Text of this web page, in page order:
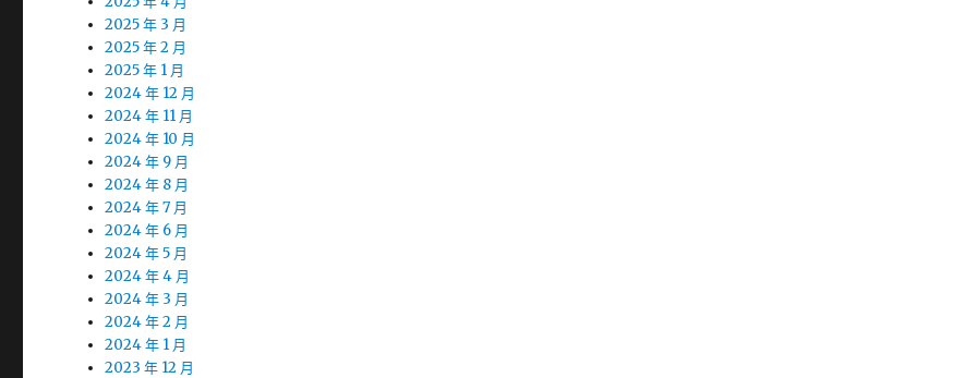
2025 年 3 月
2025 年 2 月
2025 年 1 月
2024 年 12 月
2024 年 11 月
2024 年 10 月
2024 年 9 月
2024 年 8 月
2024 年 7 月
2024 年 6 月
2024 年 5 月
2024 年 4 月
2024 年 3 月
2024 年 2 月
2024 年 1 月
2023 年 12 月